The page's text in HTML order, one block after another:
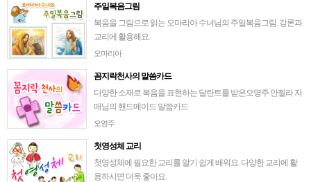
주일복음그림
복음을 그림으로 읽는 오마리아 수녀님의 주일복음그림. 강론과
교리에 활용해요.
오마리아
꼼지락천사의 말씀카드
다양한 소재로 복음을 표현하는 달란트를 받은오영주 안젤라 자
매님의 핸드메이드 말씀카드
오영주
첫영성체 교리
첫영성체에 필요한 교리를 알기 쉽게 배워요. 다양한 교리에 활
용하시면 더욱 좋아요.